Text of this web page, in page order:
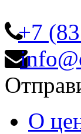
+7
О